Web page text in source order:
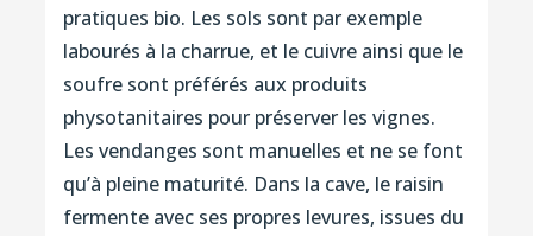
pratiques bio. Les sols sont par exemple
labourés à la charrue, et le cuivre ainsi que le
soufre sont préférés aux produits
physotanitaires pour préserver les vignes.
Les vendanges sont manuelles et ne se font
qu’à pleine maturité. Dans la cave, le raisin
fermente avec ses propres levures, issues du